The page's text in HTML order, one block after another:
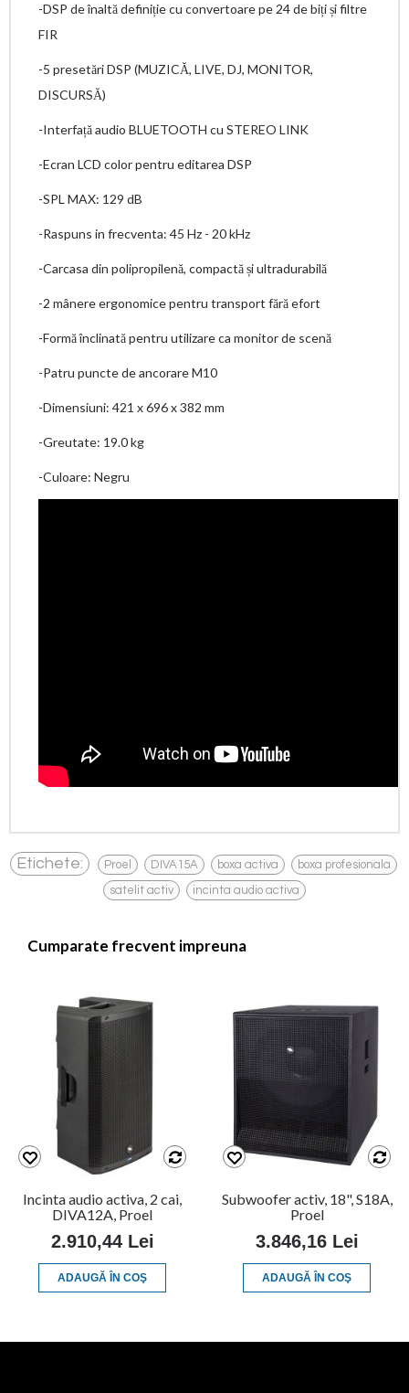
-DSP de înaltă definiție cu convertoare pe 24 de biți și filtre
FIR
-5 presetări DSP (MUZICĂ, LIVE, DJ, MONITOR,
DISCURSĂ)
-Interfață audio BLUETOOTH cu STEREO LINK
-Ecran LCD color pentru editarea DSP
-SPL MAX: 129 dB
-Raspuns in frecventa: 45 Hz - 20 kHz
-Carcasa din polipropilenă, compactă și ultradurabilă
-2 mânere ergonomice pentru transport fără efort
-Formă înclinată pentru utilizare ca monitor de scenă
-Patru puncte de ancorare M10
-Dimensiuni: 421 x 696 x 382 mm
-Greutate: 19.0 kg
-Culoare: Negru
Etichete: Proel , DIVA15A , boxa activa , boxa profesionala ,
satelit activ incinta audio activa
Cumparate frecvent impreuna
Incinta audio activa, 2 cai,
DIVA12A, Proel
2.910,44 Lei
ADAUGĂ ÎN COŞ
Subwoofer activ, 18", S18A,
Proel
3.846,16 Lei
ADAUGĂ ÎN COŞ